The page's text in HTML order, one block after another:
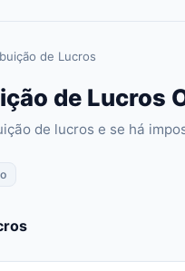
de Lucros
de Lucros
de lucros e se há